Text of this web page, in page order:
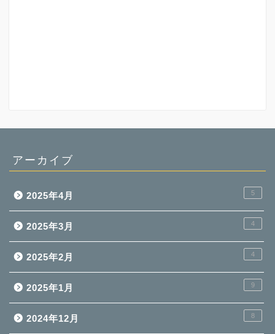
アーカイブ
2025年4月 5
2025年3月 4
2025年2月 4
2025年1月 9
2024年12月 8